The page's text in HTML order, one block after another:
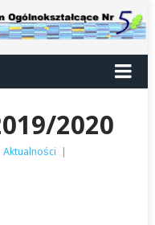
2020
Aktualności